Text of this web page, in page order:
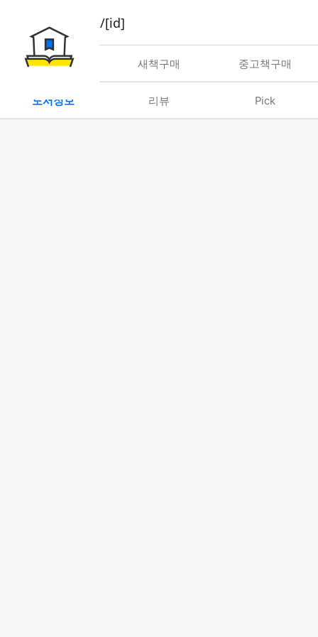
book/rent/[id]
대여 새책구매 중고책구매
도서정보 리뷰 Pick